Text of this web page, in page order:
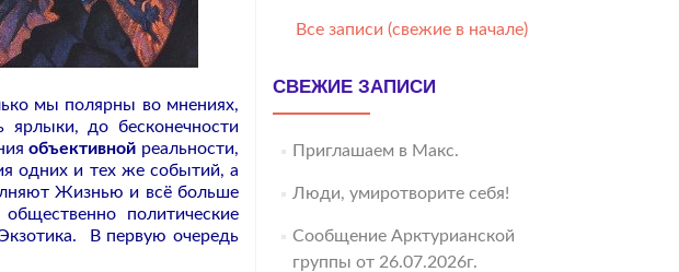
мы полярны во мнениях,
до бесконечности
объективной реальности,
одних и тех же событий, а
Жизнью и всё больше
политические
В первую очередь
Все записи (свежие в начале)
СВЕЖИЕ ЗАПИСИ
Приглашаем в Макс.
Люди, умиротворите себя!
Сообщение Арктурианской
группы от 26.07.2026г.